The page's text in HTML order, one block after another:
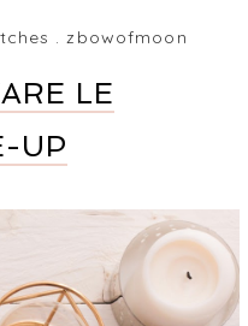
.zbowofmoon
LE
UP